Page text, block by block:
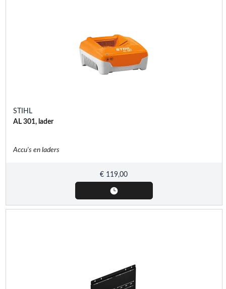
STIHL
AL 301, lader
Accu's en laders
€ 119,00